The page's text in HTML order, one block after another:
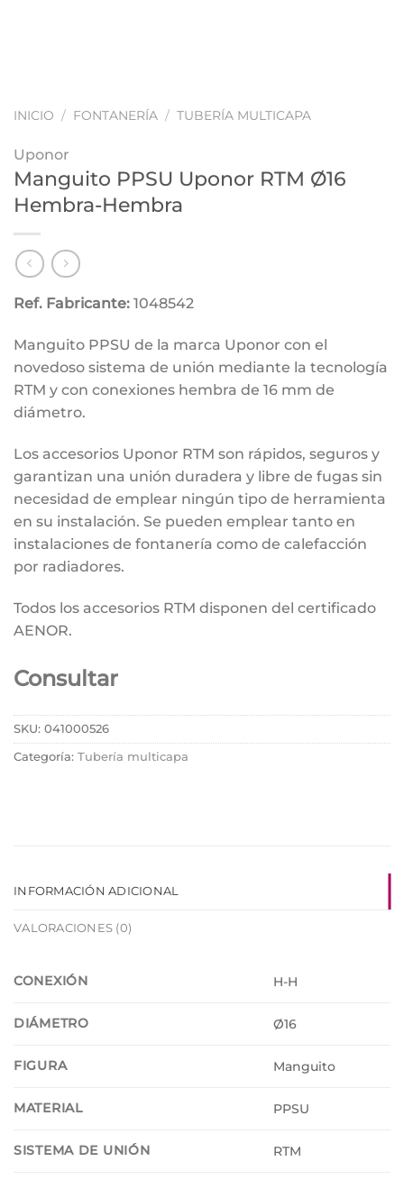
INICIO / FONTANERÍA / TUBERÍA MULTICAPA
Uponor
Manguito PPSU Uponor RTM Ø16
Hembra-Hembra
Ref. Fabricante: 1048542
Manguito PPSU de la marca Uponor con el
novedoso sistema de unión mediante la tecnología
RTM y con conexiones hembra de 16 mm de
diámetro.
Los accesorios Uponor RTM son rápidos, seguros y
garantizan una unión duradera y libre de fugas sin
necesidad de emplear ningún tipo de herramienta
en su instalación. Se pueden emplear tanto en
instalaciones de fontanería como de calefacción
por radiadores.
Todos los accesorios RTM disponen del certificado
AENOR.
Consultar
SKU: 041000526
Categoría: Tubería multicapa
INFORMACIÓN ADICIONAL
VALORACIONES (0)
CONEXIÓN H-H
DIÁMETRO Ø16
FIGURA Manguito
MATERIAL PPSU
SISTEMA DE UNIÓN RTM